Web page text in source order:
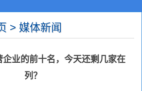
> 媒体新闻
企业的前十名，今天还剩几家在
列？